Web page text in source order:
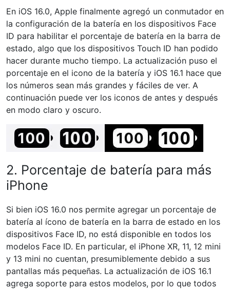
En iOS 16.0, Apple finalmente agregó un conmutador en
la configuración de la batería en los dispositivos Face
ID para habilitar el porcentaje de batería en la barra de
estado, algo que los dispositivos Touch ID han podido
hacer durante mucho tiempo. La actualización puso el
porcentaje en el icono de la batería y iOS 16.1 hace que
los números sean más grandes y fáciles de ver. A
continuación puede ver los iconos de antes y después
en modo claro y oscuro.
2. Porcentaje de batería para más
iPhone
Si bien iOS 16.0 nos permite agregar un porcentaje de
batería al ícono de batería en la barra de estado en los
dispositivos Face ID, no está disponible en todos los
modelos Face ID. En particular, el iPhone XR, 11, 12 mini
y 13 mini no cuentan, presumiblemente debido a sus
pantallas más pequeñas. La actualización de iOS 16.1
agrega soporte para estos modelos, por lo que todos